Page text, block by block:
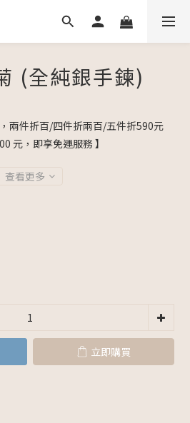
(全純銀手鍊)
兩件折百/四件折兩百/五件折590元
元，即享免運服務 】
查看更多
立即購買